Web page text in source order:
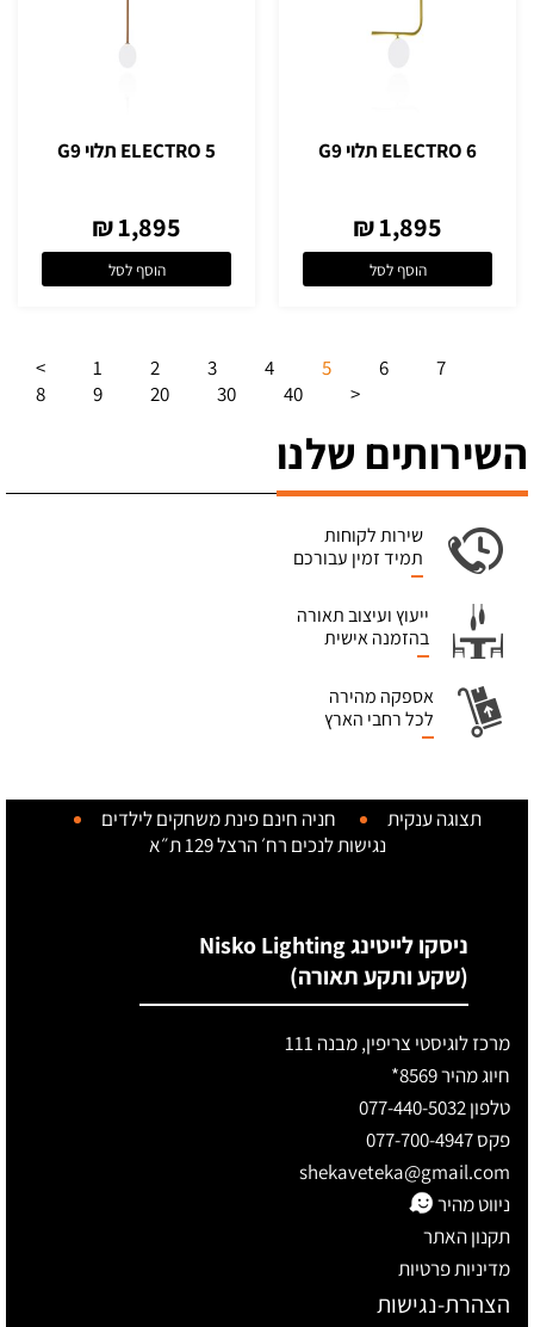
ELECTRO 6 תלוי G9
1,895 ₪
הוסף לסל
ELECTRO 5 תלוי G9
1,895 ₪
הוסף לסל
> 1 2 3 4 5 6
7
8
9 20 30 40 <
השירותים שלנו
שירות לקוחות
תמיד זמין עבורכם
ייעוץ ועיצוב תאורה
בהזמנה אישית
אספקה מהירה
לכל רחבי הארץ
תצוגה ענקית חניה חינם פינת משחקים לילדים
נגישות לנכים רח׳ הרצל 129 ת״א
ניסקו לייטינג Nisko Lighting
(שקע ותקע תאורה)
מרכז לוגיסטי צריפין, מבנה 111
חיוג מהיר 8569*
טלפון 077-440-5032
פקס 077-700-4947
shekaveteka@gmail.com
ניווט מהיר
תקנון האתר
מדיניות פרטיות
הצהרת-נגישות